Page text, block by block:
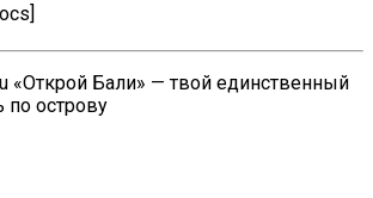
«Открой Бали» — твой единственный
по острову